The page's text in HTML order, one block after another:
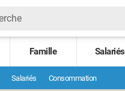
Famille Salariés
Salariés Consommation